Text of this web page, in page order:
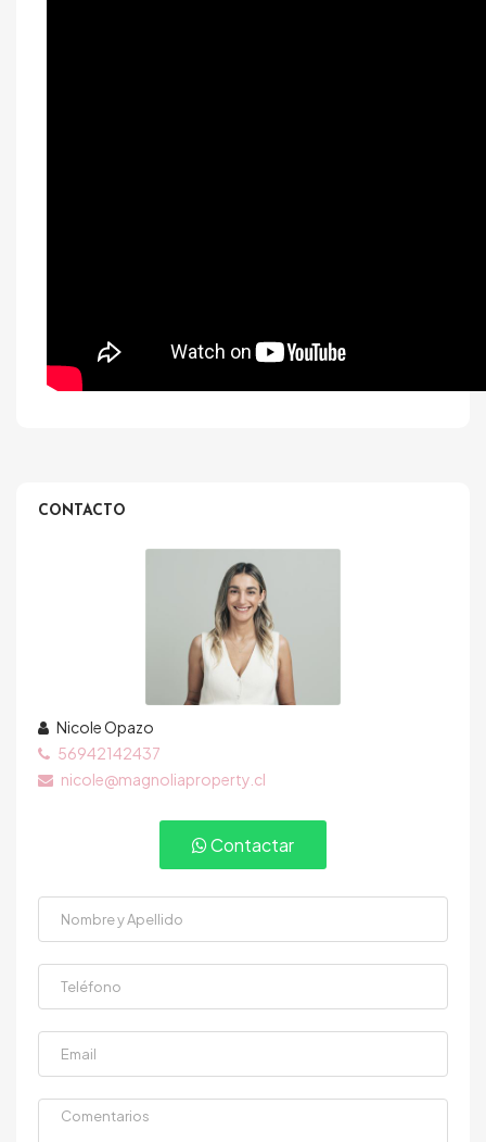
CONTACTO
Nicole Opazo
56942142437
nicole@magnoliaproperty.cl
Contactar